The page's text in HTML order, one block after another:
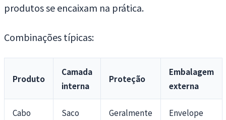
produtos se encaixam na prática.
Combinações típicas:
Produto
Camada
interna
Proteção
Embalagem
externa
Cabo
Saco
Geralmente
Envelope